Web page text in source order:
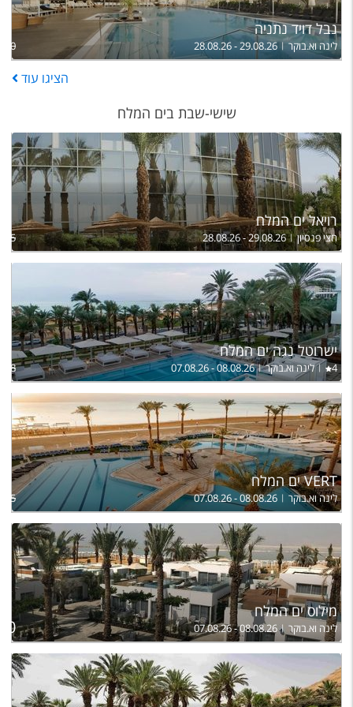
נבל דויד נתניה
לינה וא.בוקר 28.08.26 - 29.08.26
הציגו עוד
שישי-שבת בים המלח
רויאל ים המלח
חצי פנסיון 28.08.26 - 29.08.26
ישרוטל נגה ים המלח
4 לינה וא.בוקר 07.08.26 - 08.08.26
VERT ים המלח
לינה וא.בוקר 07.08.26 - 08.08.26
מילוס ים המלח
לינה וא.בוקר 07.08.26 - 08.08.26